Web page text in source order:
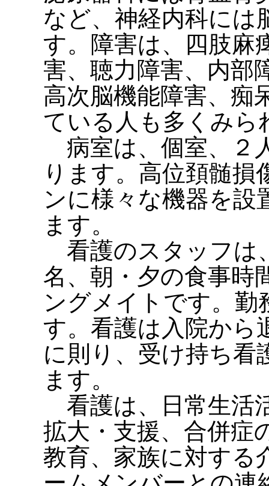
など、神経内科には
す。障害は、四肢麻
害、聴力障害、内部
高次脳機能障害、痴
ている人も多くみら
病室は、個室、２
ります。高位頚髄
ンに様々な機器を設
ます。
看護のスタッフは
名、朝・夕の食事時
ングメイトです。勤
す。看護は入院から
に則り、受け持ち看
ます。
看護は、日常生活
拡大・支援、合併症
教育、家族に対する